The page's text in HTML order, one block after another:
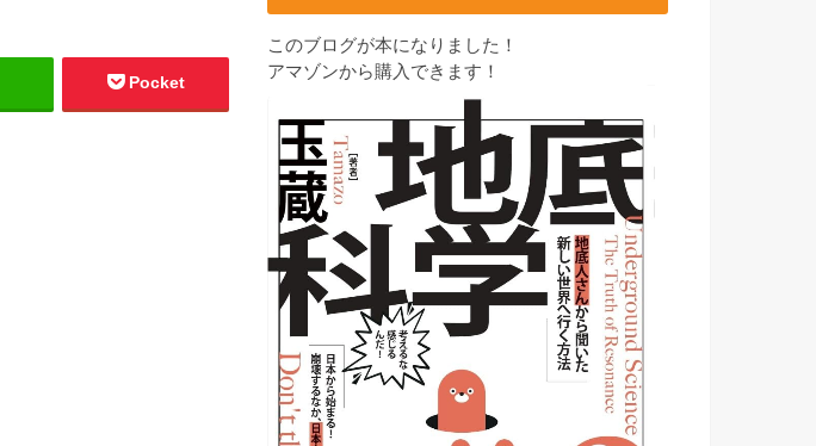
Pocket
このブログが本になりました！
アマゾンから購入できます！